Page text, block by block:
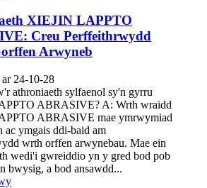
XIEJIN LAPPTO
Creu Perffeithrwydd
Arwyneb
24-10-28
athroniaeth sylfaenol sy'n gyrru
ABRASIVE? A: Wrth wraidd
ABRASIVE mae ymrwymiad
ac ymgais ddi-baid am
wrth orffen arwynebau. Mae ein
wedi'i gwreiddio yn y gred bod pob
bwysig, a bod ansawdd...